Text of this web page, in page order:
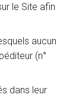
le Site afin
aucun
(n°
dans leur